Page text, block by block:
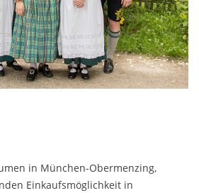
in München-Obermenzing,
Einkaufsmöglichkeit in